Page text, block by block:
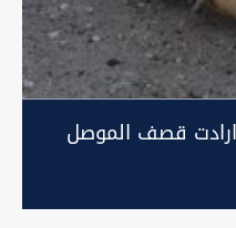
ارادت قصف الموصل